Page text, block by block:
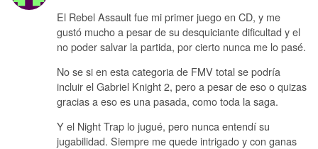
El Rebel Assault fue mi primer juego en CD, y me
gustó mucho a pesar de su desquiciante dificultad y el
no poder salvar la partida, por cierto nunca me lo pasé.
No se si en esta categoria de FMV total se podría
incluir el Gabriel Knight 2, pero a pesar de eso o quizas
gracias a eso es una pasada, como toda la saga.
Y el Night Trap lo jugué, pero nunca entendí su
jugabilidad. Siempre me quede intrigado y con ganas